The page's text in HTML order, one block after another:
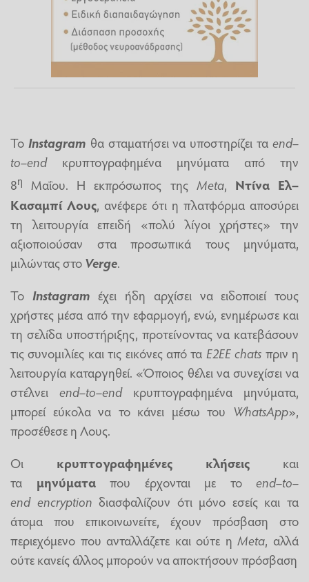
Το Instagram θα σταματήσει να υποστηρίζει ταend–
to–endκρυπτογραφημένα μηνύματα από την
8η Μαΐου. Η εκπρόσωπος της Meta, Ντίνα Ελ–
Κασαμπί Λους, ανέφερε ότι η πλατφόρμα αποσύρει
τη λειτουργία επειδή «πολύ λίγοι χρήστες» την
αξιοποιούσαν στα προσωπικά τους μηνύματα,
μιλώντας στοVerge.
Το Instagram έχει ήδη αρχίσει να ειδοποιεί τους
χρήστες μέσα από την εφαρμογή, ενώ, ενημέρωσε και
τη σελίδα υποστήριξης, προτείνοντας να κατεβάσουν
τις συνομιλίες και τις εικόνες από τα E2EE chats πριν η
λειτουργία καταργηθεί. «Όποιος θέλει να συνεχίσει να
στέλνει end–to–endκρυπτογραφημένα μηνύματα,
μπορεί εύκολα να το κάνει μέσω του WhatsApp»,
προσέθεσε η Λους.
Οι κρυπτογραφημένες κλήσεις και
τα μηνύματαπου έρχονται με το end–to–
end encryption διασφαλίζουν ότι μόνο εσείς και τα
άτομα που επικοινωνείτε, έχουν πρόσβαση στο
περιεχόμενο που ανταλλάζετε και ούτε ηMeta, αλλά
ούτε κανείς άλλος μπορούν να αποκτήσουν πρόσβαση